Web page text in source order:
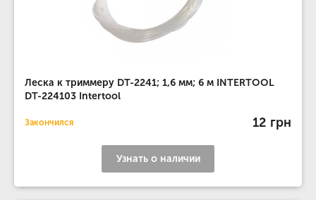
Леска к триммеру DT-2241; 1,6 мм; 6 м INTERTOOL
DT-224103 Intertool
Закончился 12 грн
Узнать о наличии